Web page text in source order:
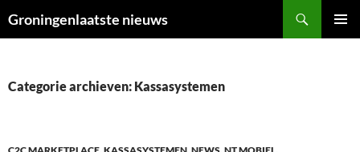
naar
Groningenlaatste nieuws
Categorie archieven: Kassasystemen